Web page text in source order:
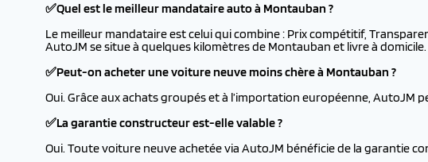
✅Quel est le meilleur mandataire auto à Montauban ?
Le meilleur mandataire est celui qui combine : Prix compétitif,
AutoJM se situe à quelques kilomètres de Montauban et livre à domicile.
✅Peut-on acheter une voiture neuve moins chère à Montauban ?
Oui. Grâce aux achats groupés et à l’importation européenne,
✅La garantie constructeur est-elle valable ?
Oui. Toute voiture neuve achetée via AutoJM bénéficie de la garantie